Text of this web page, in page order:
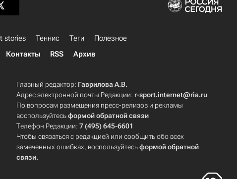
stories Теннис Теги
Полезное
Контакты RSS Архив
Главный редактор: Гаврилова А.В.
Адрес электронной почты Редакции: r-sport.internet@ria.ru
По вопросам размещения пресс-релизов и рекламы
воспользуйтесьформой обратной связи
Телефон Редакции:7 (495) 645-6601
Чтобы связаться с редакцией или сообщить обо всех
замеченных ошибках, воспользуйтесьформой обратной
связи.